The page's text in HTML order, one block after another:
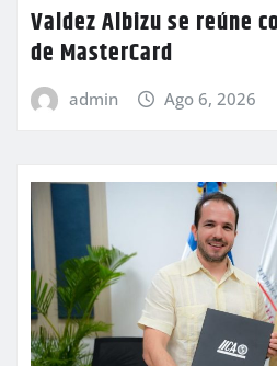
Valdez Albizu se reúne
de MasterCard
admin Ago 6, 2026